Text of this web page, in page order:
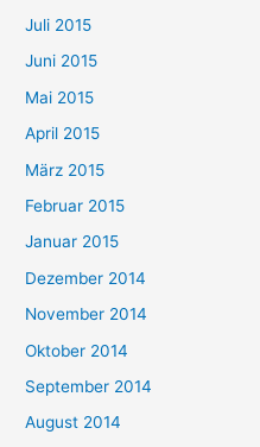
Juli 2015
Juni 2015
Mai 2015
April 2015
März 2015
Februar 2015
Januar 2015
Dezember 2014
November 2014
Oktober 2014
September 2014
August 2014